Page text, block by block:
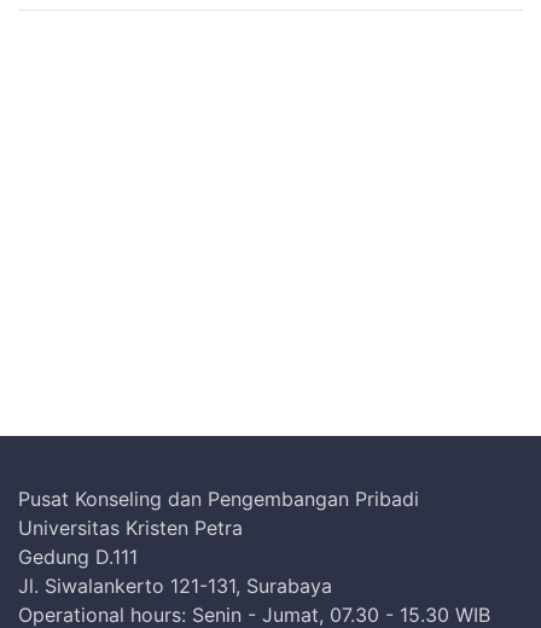
Pusat Konseling dan Pengembangan Pribadi
Universitas Kristen Petra
Gedung D.111
Jl. Siwalankerto 121-131, Surabaya
Operational hours: Senin - Jumat, 07.30 - 15.30 WIB